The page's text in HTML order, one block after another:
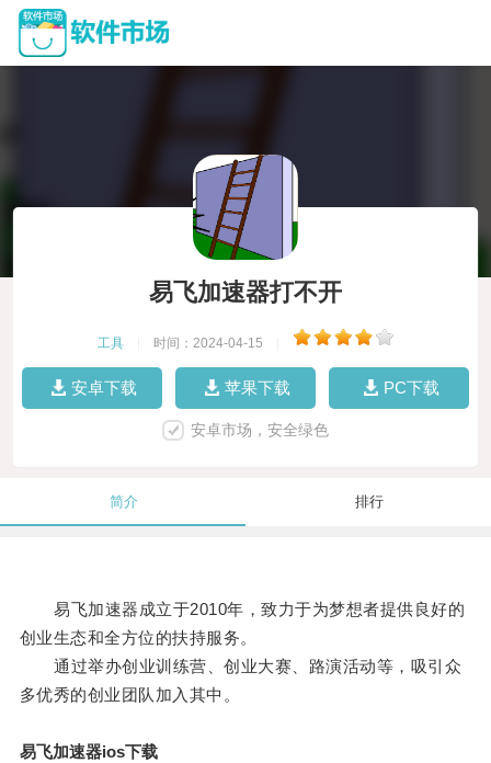
易飞加速器打不开
工具 时间：2024-04-15
安卓下载 苹果下载 PC下载
安卓市场，安全绿色
简介 排行
易飞加速器成立于2010年，致力于为梦想者提供良好的
创业生态和全方位的扶持服务。
通过举办创业训练营、创业大赛、路演活动等，吸引众
多优秀的创业团队加入其中。
易飞加速器ios下载